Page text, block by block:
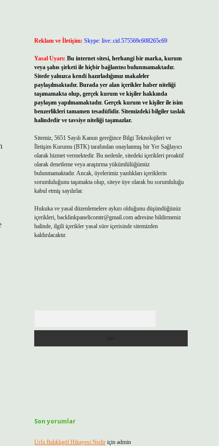
Reklam ve İletişim: Skype: live:.cid.575569c608265c69
Yasal Uyarı: Bu internet sitesi, herhangi bir marka, kurum
veya şahıs şirketi ile hiçbir bağlantısı bulunmamaktadır.
Sitede yalnızca kendi hazırladığımız makaleler
paylaşılmaktadır. Burada yer alan içerikler haber niteliği
taşımamakta olup, gerçek kurum ve kişiler hakkında
paylaşım yapılmamaktadır. Gerçek kurum ve kişiler ile isim
benzerlikleri tamamen tesadüfidir. Sitemizdeki bilgiler taslak
halindedir ve tavsiye niteliği taşımazlar.
Sitemiz, 5651 Sayılı Kanun gereğince Bilgi Teknolojileri ve
İletişim Kurumu (BTK) tarafından onaylanmış bir Yer Sağlayıcı
olarak hizmet vermektedir. Bu nedenle, sitedeki içerikleri proaktif
olarak denetleme veya araştırma yükümlülüğümüz
bulunmamaktadır. Ancak, üyelerimiz yazdıkları içeriklerin
sorumluluğunu taşımakta olup, siteye üye olarak bu sorumluluğu
kabul etmiş sayılırlar.
Hukuka ve yasal düzenlemelere aykırı olduğunu düşündüğünüz
içerikleri, backlinkpanelicomtr@gmail.comadresine bildirmeniz
halinde, ilgili içerikler yasal süre içerisinde sitemizden
kaldırılacaktır.
Son yorumlar
Urfa Balıklıgöl Hikayesi Nediriçin admin